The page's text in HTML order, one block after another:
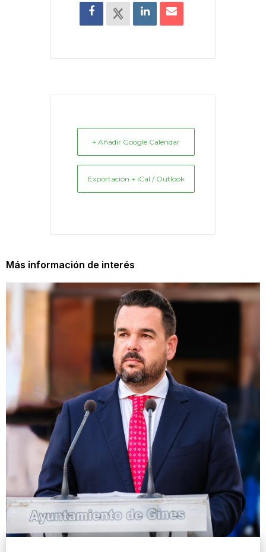
+ Añadir Google Calendar
Exportación + iCal / Outlook
Más información de interés